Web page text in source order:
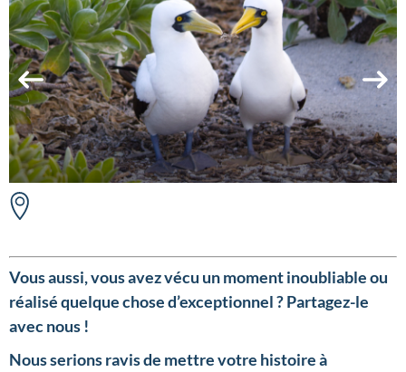
Vous aussi, vous avez vécu un moment inoubliable ou
réalisé quelque chose d’exceptionnel ? Partagez-le
avec nous !
Nous serions ravis de mettre votre histoire à